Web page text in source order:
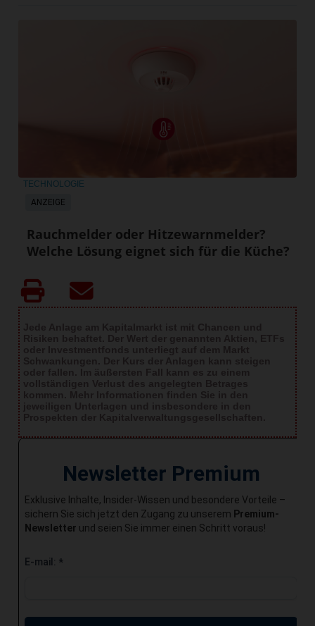
ANZEIGE
TECHNOLOGIE
Rauchmelder oder Hitzewarnmelder?
Welche Lösung eignet sich für die Küche?
Newsletter Premium
Exklusive Inhalte, Insider-Wissen und besondere Vorteile –
sichern Sie sich jetzt den Zugang zu unserem Premium-
Newsletter und seien Sie immer einen Schritt voraus!
E-mail: *